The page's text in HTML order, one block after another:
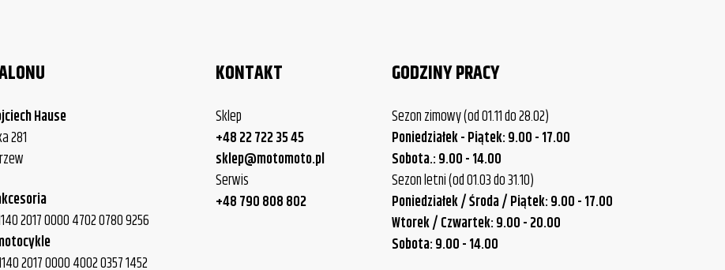
Hause
281
2017 0000 4702 0780 9256
2017 0000 4002 0357 1452
KONTAKT
Sklep
+48 22 722 35 45
sklep@motomoto.pl
Serwis
+48 790 808 802
GODZINY PRACY
Sezon zimowy (od 01.11 do 28.02)
Poniedziałek - Piątek: 9.00 - 17.00
Sobota.: 9.00 - 14.00
Sezon letni (od 01.03 do 31.10)
Poniedziałek / Środa / Piątek: 9.00 - 17.00
Wtorek / Czwartek: 9.00 - 20.00
Sobota: 9.00 - 14.00